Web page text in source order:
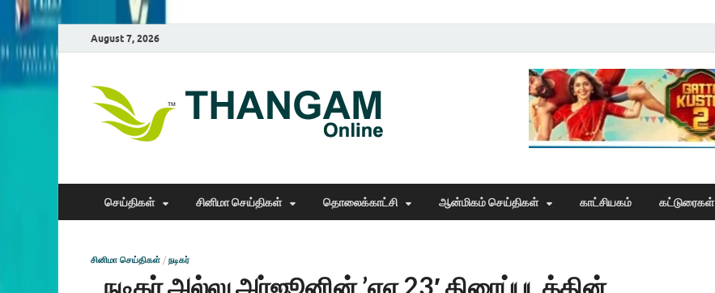
August 7, 2026
Thangam Online
செய்திகள் சினிமா செய்திகள் தொலைக்காட்சி ஆன்மிகம் செய்திகள் காட்சியகம் கட்டுரைகள்
சினிமா செய்திகள் / நடிகர்
நடிகர் அல்லு அர்ஜூனின் ’ஏஏ 23′ திரைப்படத்தின்